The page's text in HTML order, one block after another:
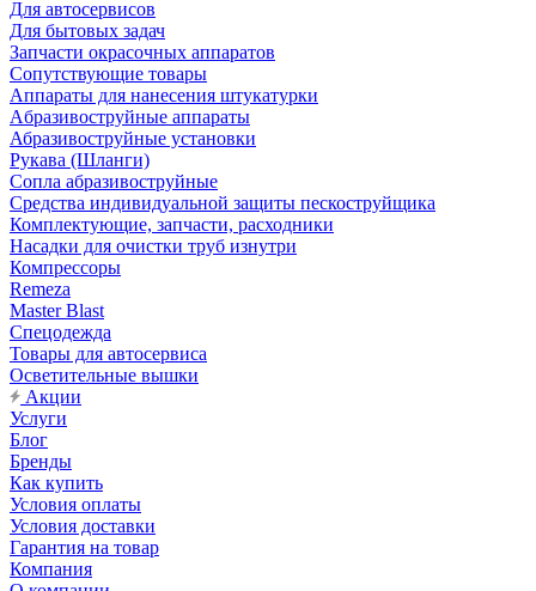
Для автосервисов
Для бытовых задач
Запчасти окрасочных аппаратов
Сопутствующие товары
Аппараты для нанесения штукатурки
Aбразивоструйные аппараты
Абразивоструйные установки
Рукава (Шланги)
Сопла абразивоструйные
Средства индивидуальной защиты пескоструйщика
Комплектующие, запчасти, расходники
Насадки для очистки труб изнутри
Компрессоры
Remeza
Master Blast
Спецодежда
Товары для автосервиса
Осветительные вышки
Акции
Услуги
Блог
Бренды
Как купить
Условия оплаты
Условия доставки
Гарантия на товар
Компания